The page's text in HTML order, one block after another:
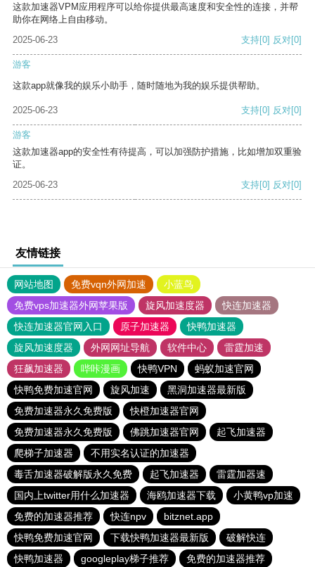
这款加速器VPM应用程序可以给你提供最高速度和安全性的连接，并帮
助你在网络上自由移动。
2025-06-23
支持[0] 反对[0]
游客
这款app就像我的娱乐小助手，随时随地为我的娱乐提供帮助。
2025-06-23 支持[0] 反对[0]
游客
这款加速器app的安全性有待提高，可以加强防护措施，比如增加双重验
证。
2025-06-23
支持[0] 反对[0]
友情链接
网站地图 免费vqn外网加速
小蓝鸟
免费vps加速器外网苹果版
旋风加速度器
快连加速器
快连加速器官网入口
原子加速器
快鸭加速器
旋风加速度器
外网网址导航 软件中心
雷霆加速
狂飙加速器
哔咔漫画 快鸭VPN
蚂蚁加速官网
快鸭免费加速官网
旋风加速
黑洞加速器最新版
免费加速器永久免费版
快橙加速器官网
免费加速器永久免费版
佛跳加速器官网
起飞加速器
爬梯子加速器
不用实名认证的加速器
毒舌加速器破解版永久免费
起飞加速器
雷霆加器速
国内上twitter用什么加速器
海鸥加速器下载
小黄鸭vp加速
免费的加速器推荐
快连npv
bitznet.app
快鸭免费加速官网
下载快鸭加速器最新版
破解快连
快鸭加速器
googleplay梯子推荐 免费的加速器推荐